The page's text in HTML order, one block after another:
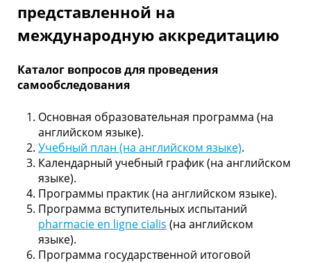
з
е
ь
представленной на
международную аккредитацию
Каталог вопросов для проведения
самообследования
Основная образовательная программа (на
английском языке).
Учебный план (на английском языке).
Календарный учебный график (на английском
языке).
Программы практик (на английском языке).
Программа вступительных испытаний
pharmacie en ligne cialis (на английском
языке).
Программа государственной итоговой